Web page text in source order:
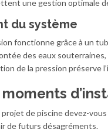
une gestion optimale
du système
fonctionne grâce à un
des eaux
de la pression préserve
de piscine devez-
de futurs désagréments.